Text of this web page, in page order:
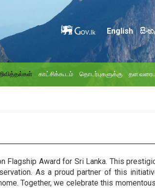
English
காட்சிக்கூடம் தொடர்புகளுக்கு தள
Flagship Award for Sri Lanka. This
As a proud partner of this
Together, we celebrate this